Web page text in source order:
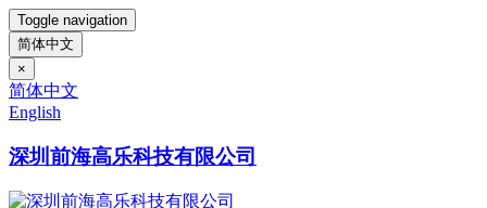
Toggle navigation
简体中文
×
简体中文
English
深圳前海高乐科技有限公司